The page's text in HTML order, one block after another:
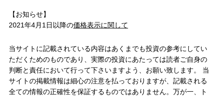
【お知らせ】
2021年4月1日以降の価格表示に関して
当サイトに記載されている内容はあくまでも投資の参考にしてい
ただくためのものであり、実際の投資にあたっては読者ご自身の
判断と責任において行って下さいますよう、お願い致します。 当
サイトの掲載情報は細心の注意を払っておりますが、記載される
全ての情報の正確性を保証するものではありません。万が一、ト